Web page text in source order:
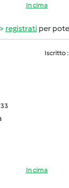
In cima
registrati per
Iscritto
In cima